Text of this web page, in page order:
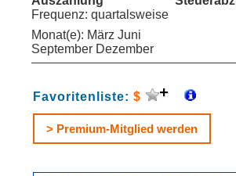
Frequenz: quartalsweise
Monat(e): März Juni
September Dezember
Favoritenliste: $
> Premium-Mitglied werden